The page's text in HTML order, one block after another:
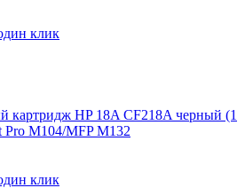
клик
картридж HP 18A CF218A черный (1
Pro M104/MFP M132
клик